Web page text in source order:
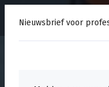
Nieuwsbrief voor